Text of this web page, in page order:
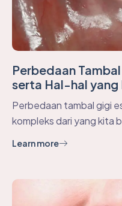
Perbedaan
serta Hal-hal yang
Perbedaan tambal gigi
kompleks dari yang kita
Learn more